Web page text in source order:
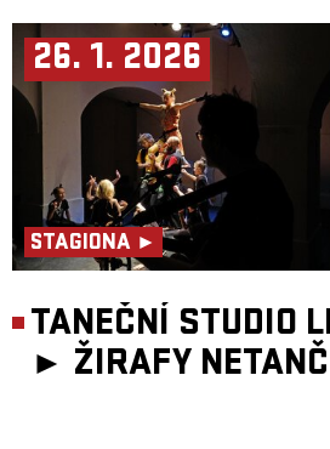
26. 1. 2026
STAGIONA ►
TANEČNÍ STUDIO
► ŽIRAFY